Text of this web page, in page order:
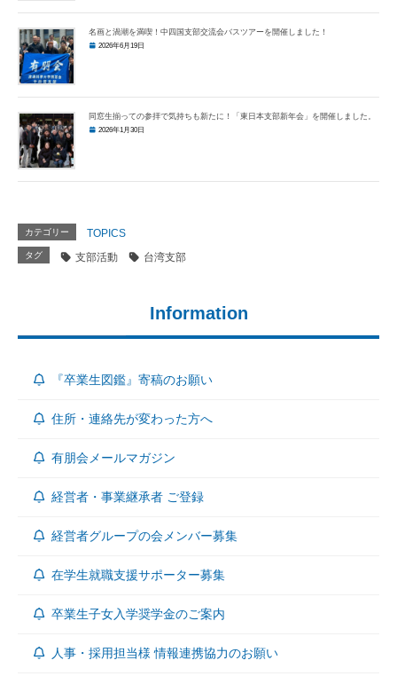
名画と渦潮を満喫！中四国支部交流会バスツアーを開催しました！
2026年6月19日
同窓生揃っての参拝で気持ちも新たに！「東日本支部新年会」を開催しました。
2026年1月30日
カテゴリー TOPICS
タグ 支部活動 台湾支部
Information
『卒業生図鑑』寄稿のお願い
住所・連絡先が変わった方へ
有朋会メールマガジン
経営者・事業継承者 ご登録
経営者グループの会メンバー募集
在学生就職支援サポーター募集
卒業生子女入学奨学金のご案内
人事・採用担当様 情報連携協力のお願い